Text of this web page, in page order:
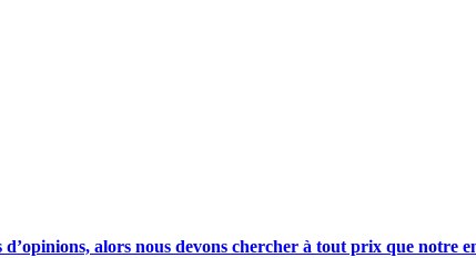
alors nous devons chercher à tout prix que notre